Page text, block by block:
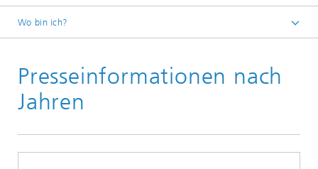
Wo bin ich?
News / Presse
Presseinformationen nach
Jahren